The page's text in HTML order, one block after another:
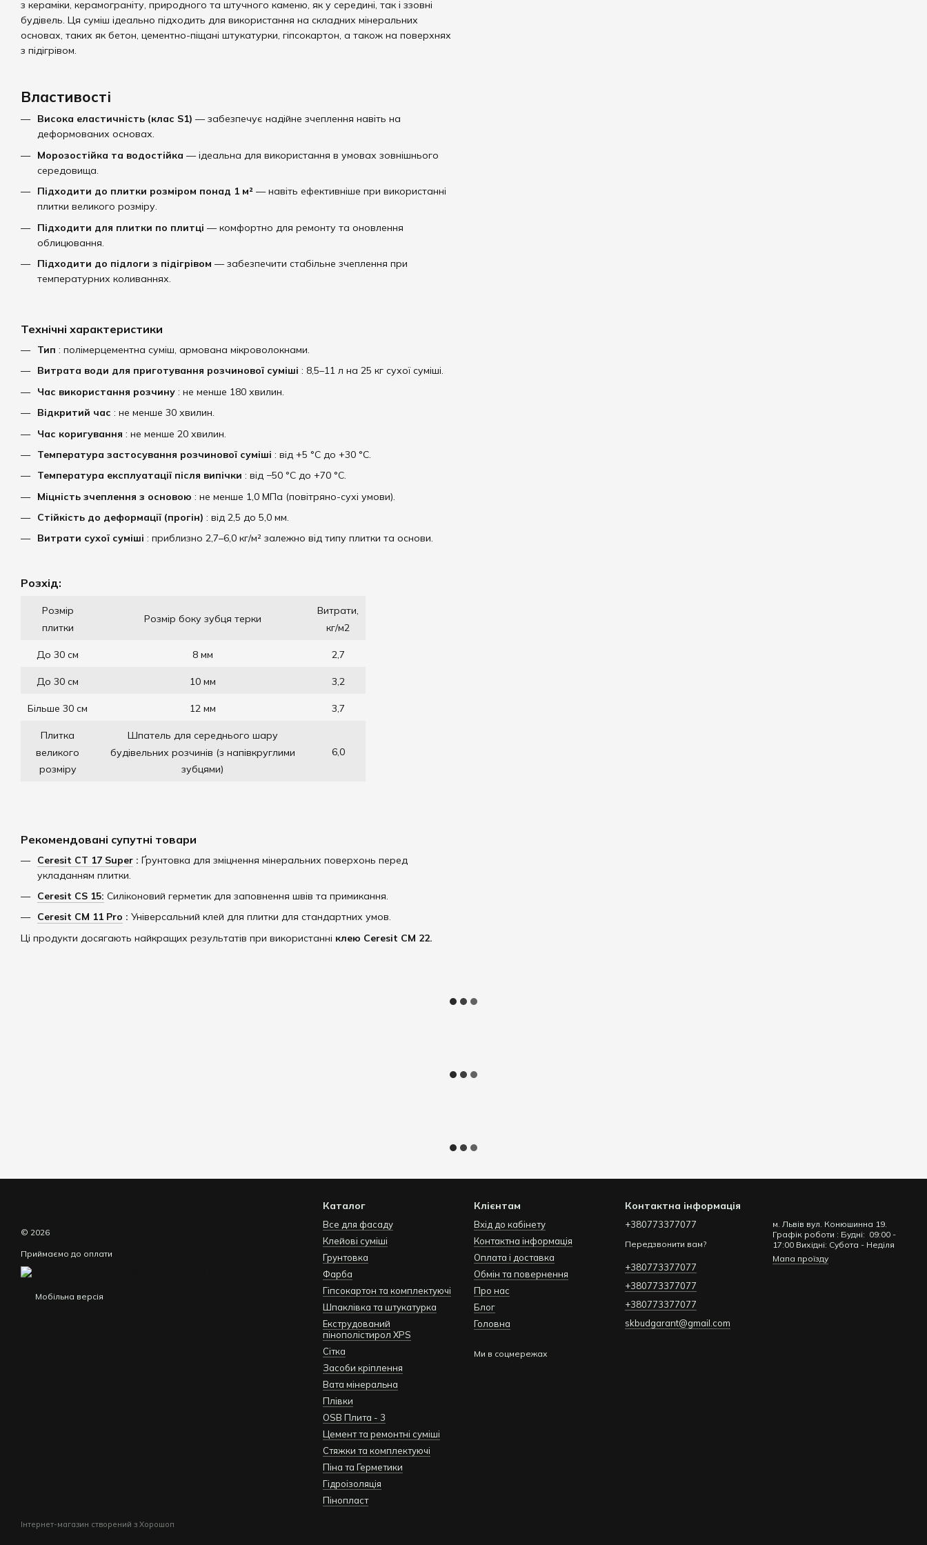
з кераміки, керамограніту, природного та штучного каменю, як у середині, так і ззовні
будівель. Ця суміш ідеально підходить для використання на складних мінеральних
основах, таких як бетон, цементно-піщані штукатурки, гіпсокартон, а також на поверхнях
з підігрівом.
Властивості
Висока еластичність (клас S1) — забезпечує надійне зчеплення навіть на
деформованих основах.
Морозостійка та водостійка — ідеальна для використання в умовах зовнішнього
середовища.
Підходити до плитки розміром понад 1 м² — навіть ефективніше при використанні
плитки великого розміру.
Підходити для плитки по плитці — комфортно для ремонту та оновлення
облицювання.
Підходити до підлоги з підігрівом — забезпечити стабільне зчеплення при
температурних коливаннях.
Технічні характеристики
Тип : полімерцементна суміш, армована мікроволокнами.
Витрата води для приготування розчинової суміші : 8,5–11 л на 25 кг сухої суміші.
Час використання розчину : не менше 180 хвилин.
Відкритий час : не менше 30 хвилин.
Час коригування : не менше 20 хвилин.
Температура застосування розчинової суміші : від +5 °C до +30 °C.
Температура експлуатації після випічки : від −50 °C до +70 °C.
Міцність зчеплення з основою : не менше 1,0 МПа (повітряно-сухі умови).
Стійкість до деформації (прогін) : від 2,5 до 5,0 мм.
Витрати сухої суміші : приблизно 2,7–6,0 кг/м² залежно від типу плитки та основи.
Розхід:
Розмір
плитки
Розмір боку зубця терки
Витрати,
кг/м2
До 30 см 8 мм 2,7
До 30 см 10 мм 3,2
Більше 30 см 12 мм 3,7
Плитка
великого
розміру
Шпатель для середнього шару
будівельних розчинів (з напівкруглими
зубцями)
6,0
Рекомендовані супутні товари
Ceresit CT 17 Super : Ґрунтовка для зміцнення мінеральних поверхонь перед
укладанням плитки.
Ceresit CS 15: Силіконовий герметик для заповнення швів та примикання.
Ceresit CM 11 Pro : Універсальний клей для плитки для стандартних умов.
Ці продукти досягають найкращих результатів при використанні клею Ceresit CM 22.
© 2026
Приймаємо до оплати
Мобільна версія
Інтернет-магазин створений з Хорошоп
Каталог
Все для фасаду
Клейові суміші
Грунтовка
Фарба
Гіпсокартон та комплектуючі
Шпаклівка та штукатурка
Екструдований
пінополістирол XPS
Сітка
Засоби кріплення
Вата мінеральна
Плівки
OSB Плита - 3
Цемент та ремонтні суміші
Стяжки та комплектуючі
Піна та Герметики
Гідроізоляція
Пінопласт
Клієнтам
Вхід до кабінету
Контактна інформація
Оплата і доставка
Обмін та повернення
Про нас
Блог
Головна
Ми в соцмережах
Контактна інформація
+380773377077
Передзвонити вам?
+380773377077
+380773377077
+380773377077
skbudgarant@gmail.com
м. Львів вул. Конюшинна 19.
Графік роботи : Будні: 09:00 -
17:00 Вихідні: Субота - Неділя
Мапа проїзду